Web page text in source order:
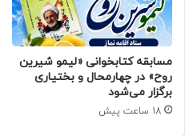
مسابقه کتابخوانی «لیمو شیرین
روح» در چهارمحال و بختیاری
برگزار می‌شود
18 ساعت پیش